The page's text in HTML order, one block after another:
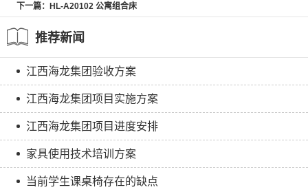
下一篇：HL-A20102 公寓组合床
推荐新闻
江西海龙集团验收方案
江西海龙集团项目实施方案
江西海龙集团项目进度安排
家具使用技术培训方案
当前学生课桌椅存在的缺点